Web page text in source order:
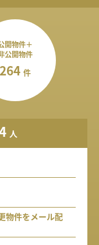
開物件＋
公開物件
264 件
人
物件をメール配